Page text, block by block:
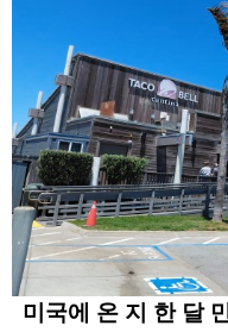
미국에 온 지 한 달